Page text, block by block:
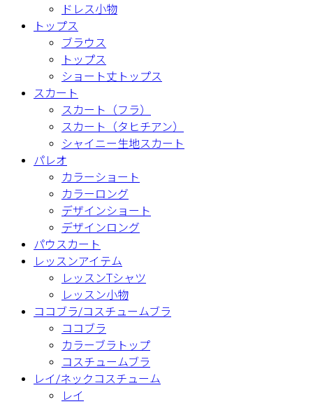
ドレス小物
トップス
ブラウス
トップス
ショート丈トップス
スカート
スカート（フラ）
スカート（タヒチアン）
シャイニー生地スカート
パレオ
カラーショート
カラーロング
デザインショート
デザインロング
パウスカート
レッスンアイテム
レッスンTシャツ
レッスン小物
ココブラ/コスチュームブラ
ココブラ
カラーブラトップ
コスチュームブラ
レイ/ネックコスチューム
レイ